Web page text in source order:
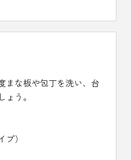
まな板や包丁を洗い、台
う。
）